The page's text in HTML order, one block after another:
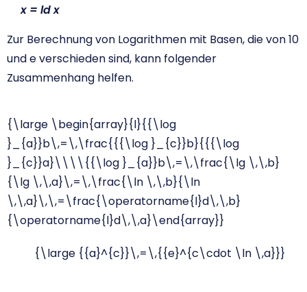
x = ld x
Zur Berechnung von Logarithmen mit Basen, die von 10
und e verschieden sind, kann folgender
Zusammenhang helfen.
{\large \begin{array}{l}{{\log
}_{a}}b\,=\,\frac{{{\log }_{c}}b}{{{\log
}_{c}}a}\\\\{{\log }_{a}}b\,=\,\frac{\lg \,\,b}
{\lg \,\,a}\,=\,\frac{\ln \,\,b}{\ln
\,\,a}\,\,=\frac{\operatorname{l}d\,\,b}
{\operatorname{l}d\,\,a}\end{array}}
{\large {{a}^{c}}\,=\,{{e}^{c\cdot \ln \,a}}}